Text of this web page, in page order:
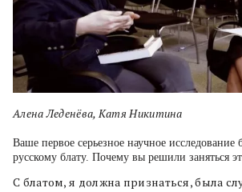
Алена Леденёва, Катя Никитина
Ваше первое серьезное научное
русскому блату. Почему вы решили заняться
С блатом, я должна признаться, была